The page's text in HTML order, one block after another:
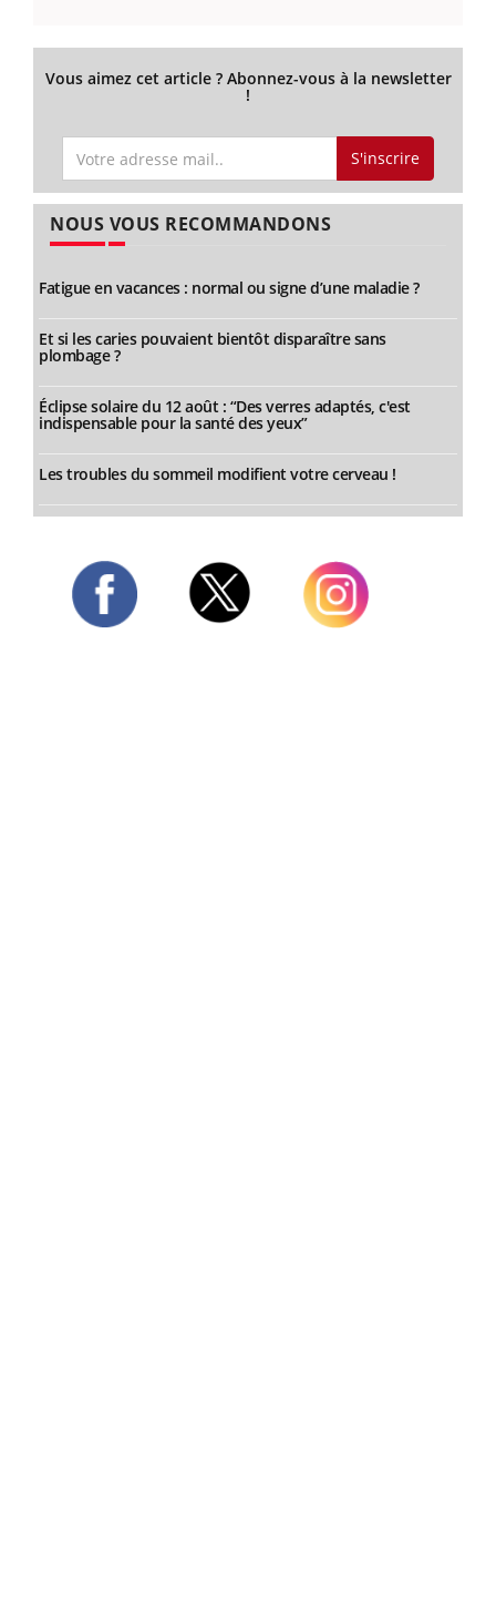
Vous aimez cet article ? Abonnez-vous à la newsletter
!
S'inscrire
NOUS VOUS RECOMMANDONS
Fatigue en vacances : normal ou signe d’une maladie ?
Et si les caries pouvaient bientôt disparaître sans
plombage ?
Éclipse solaire du 12 août : “Des verres adaptés, c'est
indispensable pour la santé des yeux”
Les troubles du sommeil modifient votre cerveau !